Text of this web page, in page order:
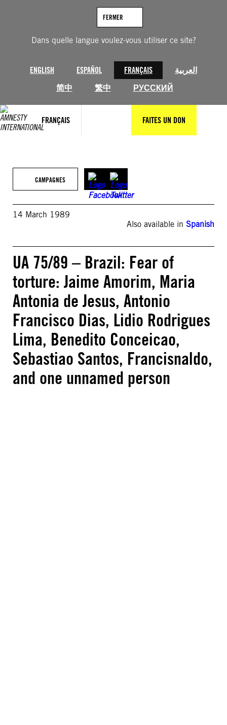
Dans quelle langue voulez-vous utiliser ce site?
ENGLISH ESPAÑOL FRANÇAIS
العربية
简中
繁中 РУССКИЙ
FERMER
FRANÇAIS FAITES UN DON
CAMPAGNES
14 March 1989
Also available in Spanish
UA 75/89 – Brazil: Fear of
torture: Jaime Amorim, Maria
Antonia de Jesus, Antonio
Francisco Dias, Lidio Rodrigues
Lima, Benedito Conceicao,
Sebastiao Santos, Francisnaldo,
and one unnamed person